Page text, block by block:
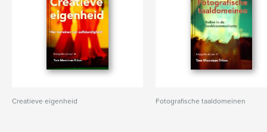
Creatieve eigenheid Fotografische taaldomeinen